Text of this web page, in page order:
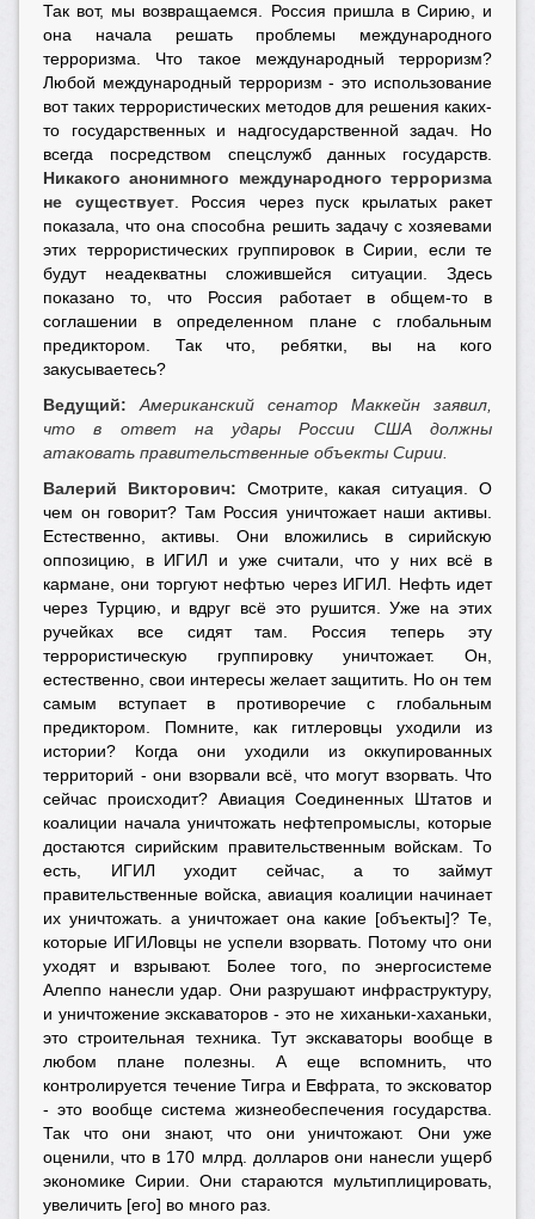
Так вот, мы возвращаемся. Россия пришла в Сирию, и
она начала решать проблемы международного
терроризма. Что такое международный терроризм?
Любой международный терроризм - это использование
вот таких террористических методов для решения каких-
то государственных и надгосударственной задач. Но
всегда посредством спецслужб данных государств.
Никакого анонимного международного терроризма
не существует. Россия через пуск крылатых ракет
показала, что она способна решить задачу с хозяевами
этих террористических группировок в Сирии, если те
будут неадекватны сложившейся ситуации. Здесь
показано то, что Россия работает в общем-то в
соглашении в определенном плане с глобальным
предиктором. Так что, ребятки, вы на кого
закусываетесь?
Ведущий: Американский сенатор Маккейн заявил,
что в ответ на удары России США должны
атаковать правительственные объекты Сирии.
Валерий Викторович: Смотрите, какая ситуация. О
чем он говорит? Там Россия уничтожает наши активы.
Естественно, активы. Они вложились в сирийскую
оппозицию, в ИГИЛ и уже считали, что у них всё в
кармане, они торгуют нефтью через ИГИЛ. Нефть идет
через Турцию, и вдруг всё это рушится. Уже на этих
ручейках все сидят там. Россия теперь эту
террористическую группировку уничтожает. Он,
естественно, свои интересы желает защитить. Но он тем
самым вступает в противоречие с глобальным
предиктором. Помните, как гитлеровцы уходили из
истории? Когда они уходили из оккупированных
территорий - они взорвали всё, что могут взорвать. Что
сейчас происходит? Авиация Соединенных Штатов и
коалиции начала уничтожать нефтепромыслы, которые
достаются сирийским правительственным войскам. То
есть, ИГИЛ уходит сейчас, а то займут
правительственные войска, авиация коалиции начинает
их уничтожать. а уничтожает она какие [объекты]? Те,
которые ИГИЛовцы не успели взорвать. Потому что они
уходят и взрывают. Более того, по энергосистеме
Алеппо нанесли удар. Они разрушают инфраструктуру,
и уничтожение экскаваторов - это не хиханьки-хаханьки,
это строительная техника. Тут экскаваторы вообще в
любом плане полезны. А еще вспомнить, что
контролируется течение Тигра и Евфрата, то эксковатор
- это вообще система жизнеобеспечения государства.
Так что они знают, что они уничтожают. Они уже
оценили, что в 170 млрд. долларов они нанесли ущерб
экономике Сирии. Они стараются мультиплицировать,
увеличить [его] во много раз.